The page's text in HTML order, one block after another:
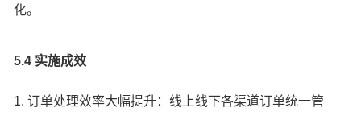
化。
5.4 实施成效
1. 订单处理效率大幅提升：线上线下各渠道订单统一管